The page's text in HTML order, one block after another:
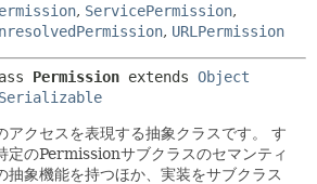
, ServicePermission,
, URLPermission
Permission extends Object
Serializable
クセスを表現する抽象クラスです。
す
定のPermissionサブクラスのセマンティ
抽象機能を持つほか、実装をサブクラス